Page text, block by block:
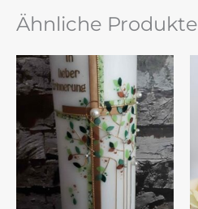
Ähnliche Produkte